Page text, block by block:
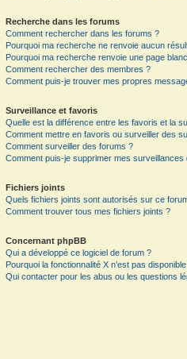
Recherche dans les forums
Comment rechercher dans les forums ?
Pourquoi ma recherche ne renvoie aucun
Pourquoi ma recherche renvoie une page
Comment rechercher des membres ?
Comment puis-je trouver mes propres
Surveillance et favoris
Quelle est la différence entre les favoris et la
Comment mettre en favoris ou surveiller des
Comment surveiller des forums ?
Comment puis-je supprimer mes surveillances
Fichiers joints
Quels fichiers joints sont autorisés sur ce
Comment trouver tous mes fichiers joints ?
Concernant phpBB
Qui a développé ce logiciel de forum ?
Pourquoi la fonctionnalité X n’est pas
Qui contacter pour les abus ou les questions